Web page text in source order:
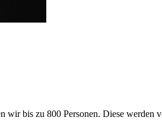
wir bis zu 800 Personen. Diese werden